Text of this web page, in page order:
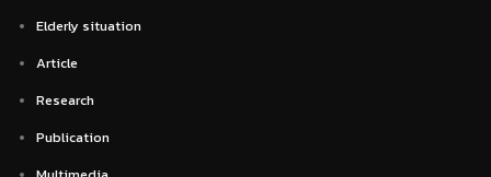
Elderly situation
Article
Research
Publication